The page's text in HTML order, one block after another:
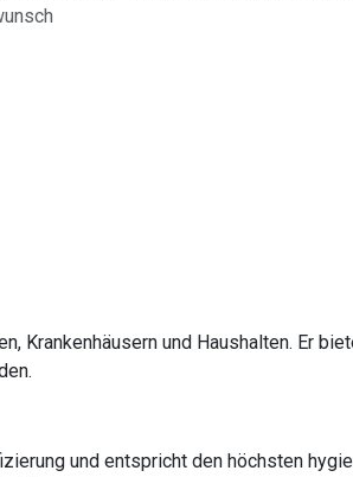
Krankenhäusern und Haushalten. Er
und entspricht den höchsten